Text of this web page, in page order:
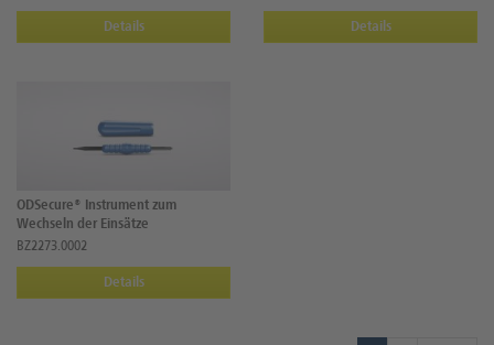
Details Details
ODSecure® Instrument zum
Wechseln der Einsätze
BZ2273.0002
Details